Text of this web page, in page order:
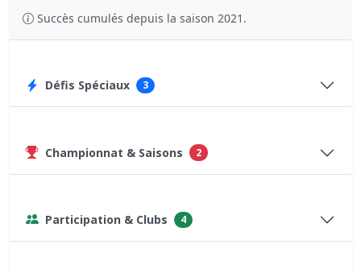
Succès cumulés depuis la saison 2021.
Défis Spéciaux 3
Championnat & Saisons 2
Participation & Clubs 4